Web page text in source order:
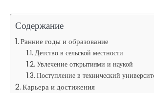
Содержание
Ранние годы и образование
Детство в сельской местности
Увлечение открытиями и наукой
Поступление в технический
Карьера и достижения